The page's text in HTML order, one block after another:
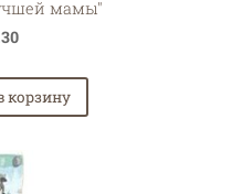
мамы"
корзину